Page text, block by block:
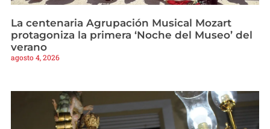
La centenaria Agrupación Musical Mozart
protagoniza la primera ‘Noche del Museo’ del
verano
agosto 4, 2026